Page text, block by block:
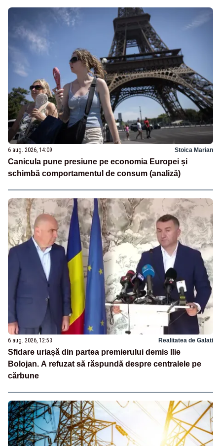
6 aug. 2026, 14:09 Stoica Marian
Canicula pune presiune pe economia Europei și
schimbă comportamentul de consum (analiză)
6 aug. 2026, 12:53 Realitatea de Galati
Sfidare uriașă din partea premierului demis Ilie
Bolojan. A refuzat să răspundă despre centralele pe
cărbune